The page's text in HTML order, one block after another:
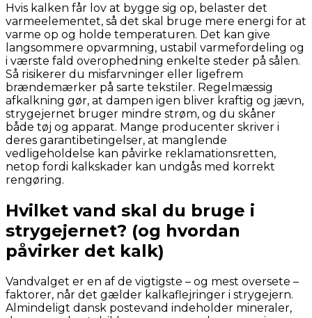
Hvis kalken får lov at bygge sig op, belaster det
varmeelementet, så det skal bruge mere energi for at
varme op og holde temperaturen. Det kan give
langsommere opvarmning, ustabil varmefordeling og
i værste fald overophedning enkelte steder på sålen.
Så risikerer du misfarvninger eller ligefrem
brændemærker på sarte tekstiler. Regelmæssig
afkalkning gør, at dampen igen bliver kraftig og jævn,
strygejernet bruger mindre strøm, og du skåner
både tøj og apparat. Mange producenter skriver i
deres garantibetingelser, at manglende
vedligeholdelse kan påvirke reklamationsretten,
netop fordi kalkskader kan undgås med korrekt
rengøring.
Hvilket vand skal du bruge i
strygejernet? (og hvordan
påvirker det kalk)
Vandvalget er en af de vigtigste – og mest oversete –
faktorer, når det gælder kalkaflejringer i strygejern.
Almindeligt dansk postevand indeholder mineraler,